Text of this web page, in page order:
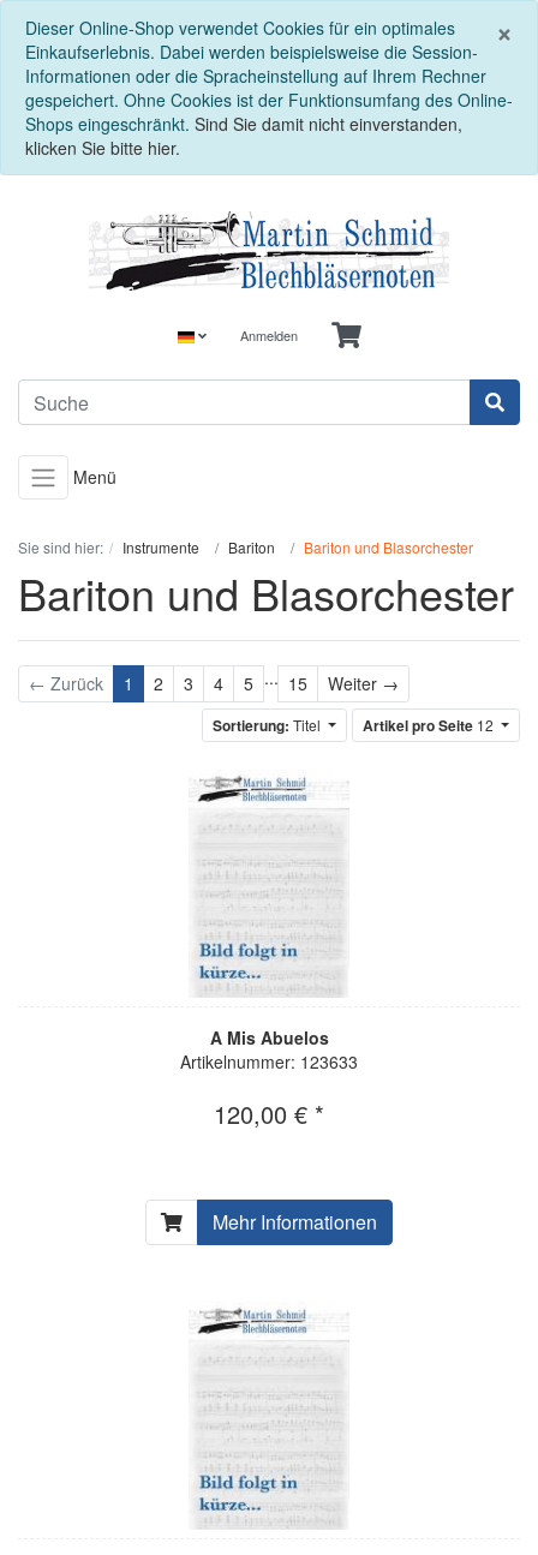
×
Dieser Online-Shop verwendet Cookies für ein optimales
Einkaufserlebnis. Dabei werden beispielsweise die Session-
Informationen oder die Spracheinstellung auf Ihrem Rechner
gespeichert. Ohne Cookies ist der Funktionsumfang des Online-
Shops eingeschränkt. Sind Sie damit nicht einverstanden,
klicken Sie bitte hier.
Anmelden
Menü
Sie sind hier: Instrumente Bariton Bariton und Blasorchester
Bariton und Blasorchester
← Zurück 1 2 3 4 5 ... 15 Weiter →
Sortierung: Titel Artikel pro Seite 12
A Mis Abuelos
Artikelnummer: 123633
120,00 € *
Mehr Informationen